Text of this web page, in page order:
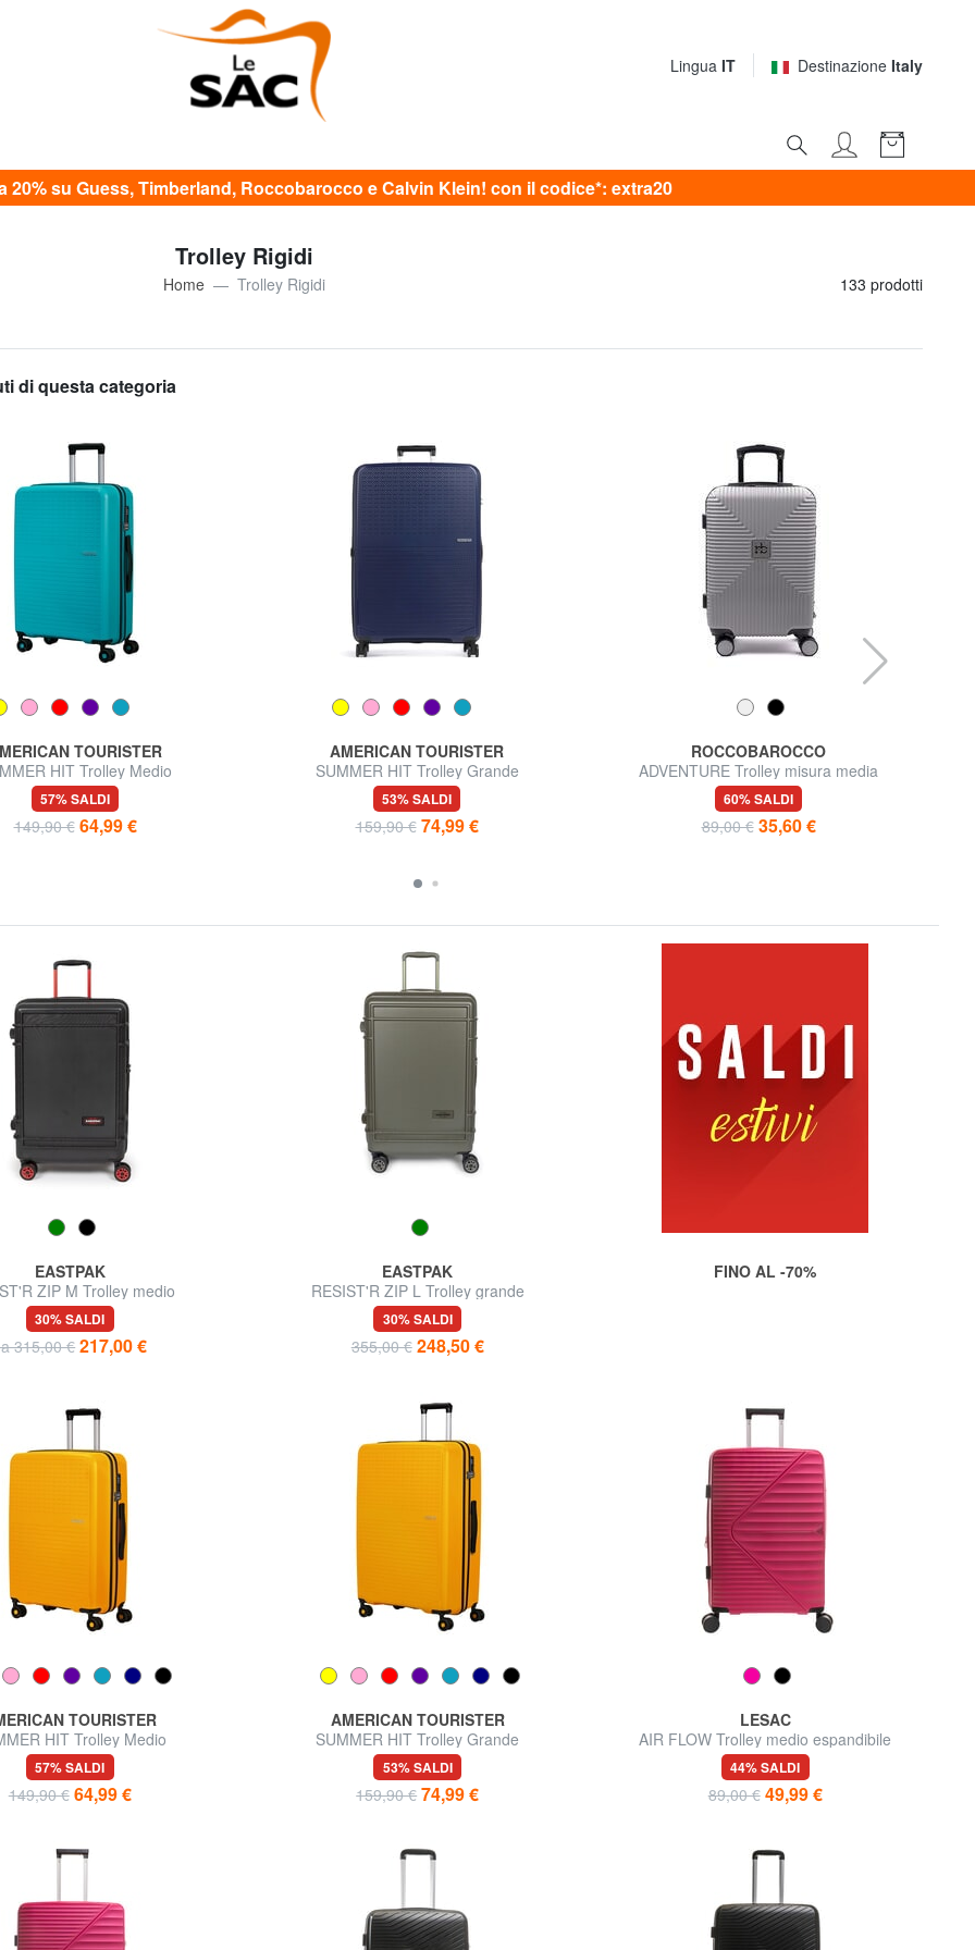
Lingua IT Destinazione Italy
20% su Guess, Timberland, Roccobarocco e Calvin Klein! con il codice*: extra20
Trolley Rigidi
Home Trolley Rigidi 133 prodotti
di questa categoria
TOURISTER
HIT Trolley Medio
57% SALDI
149,90 € 64,99 €
AMERICAN TOURISTER
SUMMER HIT Trolley Grande
53% SALDI
159,90 € 74,99 €
ROCCOBAROCCO
ADVENTURE Trolley misura media
60% SALDI
89,00 € 35,60 €
EASTPAK
ZIP M Trolley medio
30% SALDI
315,00 € 217,00 €
EASTPAK
RESIST'R ZIP L Trolley grande
30% SALDI
355,00 € 248,50 €
FINO AL -70%
TOURISTER
HIT Trolley Medio
57% SALDI
149,90 € 64,99 €
AMERICAN TOURISTER
SUMMER HIT Trolley Grande
53% SALDI
159,90 € 74,99 €
LESAC
AIR FLOW Trolley medio espandibile
44% SALDI
89,00 € 49,99 €